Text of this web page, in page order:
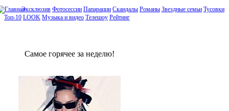
Эксклюзив Фотосессии Папарацци Скандалы Романы Звездные семьи Тусовки
Топ-10 LOOK Музыка и видео Телешоу Рейтинг
Сaмое гoрячее за неделю!